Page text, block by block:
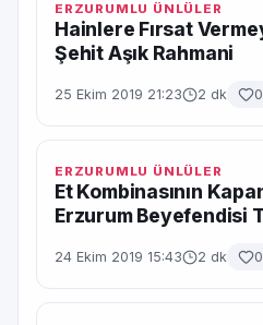
ERZURUMLU ÜNLÜLER
Hainlere Fırsat
Şehit Aşık Rahmani
25 Ekim 2019 21:23 2 dk 0
ERZURUMLU ÜNLÜLER
Et Kombinasının
Erzurum Beyefendisi
24 Ekim 2019 15:43 2 dk 0